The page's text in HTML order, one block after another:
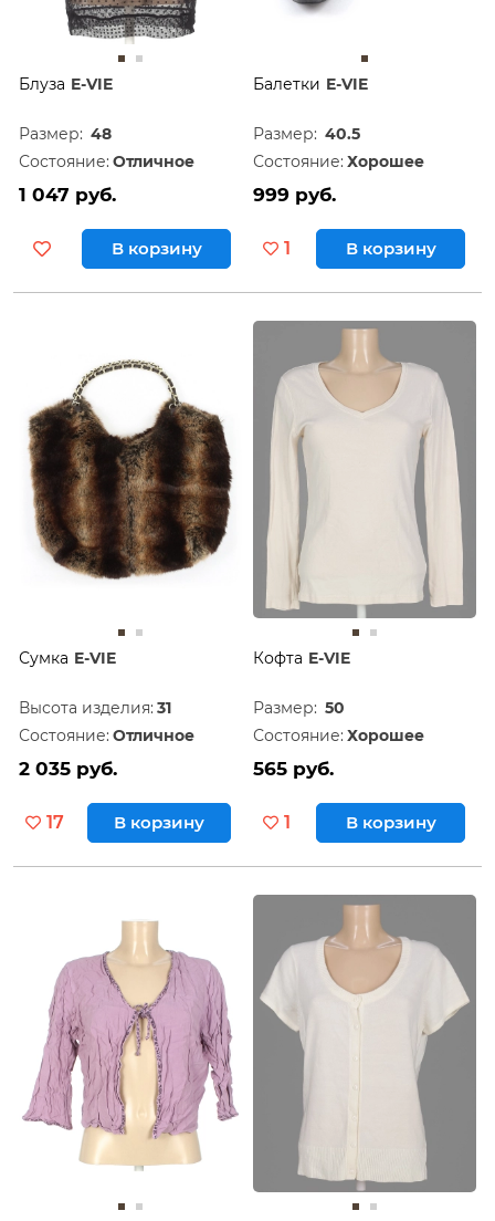
Блуза E-VIE
Размер: 48
Состояние: Отличное
1 047 руб.
В корзину
Балетки E-VIE
Размер: 40.5
Состояние: Хорошее
999 руб.
1 В корзину
Сумка E-VIE
Высота изделия: 31
Состояние: Отличное
2 035 руб.
17 В корзину
Кофта E-VIE
Размер: 50
Состояние: Хорошее
565 руб.
1 В корзину